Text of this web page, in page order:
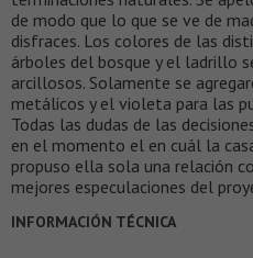
de modo que lo que se ve de
disfraces. Los colores de las
árboles del bosque y el ladrillo
arcillosos. Solamente se
metálicos y el violeta para las
Todas las dudas de las
en el momento el en cuál la
propuso ella sola una relación
mejores especulaciones del
INFORMACIÓN TÉCNICA